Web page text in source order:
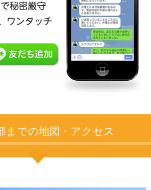
までの地図・アクセス